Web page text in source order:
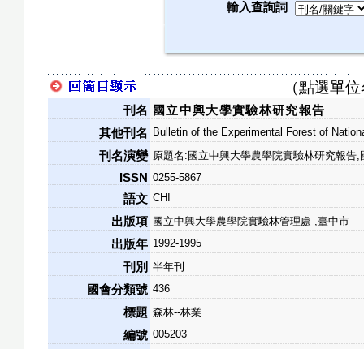
輸入查詢詞
（點選單
刊名 國立中興大學實驗林研究報告
其他刊名 Bulletin of the Experimental Forest of
刊名演變 原題名:國立中興大學農學院實驗林研究報
ISSN 0255-5867
語文 CHI
出版項 國立中興大學農學院實驗林管理處 ,臺中市
出版年 1992-1995
刊別 半年刊
國會分類號 436
標題 森林--林業
編號 005203